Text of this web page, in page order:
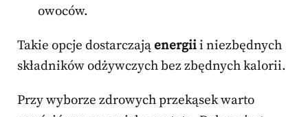
owoców.
Takie opcje dostarczająenergiii niezbędnych
składników odżywczych bez zbędnych kalorii.
Przy wyborze zdrowych przekąsek warto